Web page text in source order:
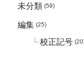
未分類 (59)
編集 (25)
校正記号